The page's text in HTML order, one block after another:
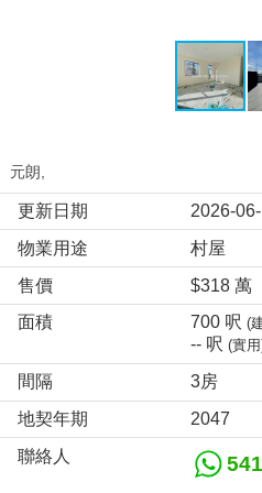
元朗,
更新日期
2026-
物業用途
村屋
售價
$318 萬
面積
700 呎 (
-- 呎 (實
間隔
3房
地契年期
2047
聯絡人